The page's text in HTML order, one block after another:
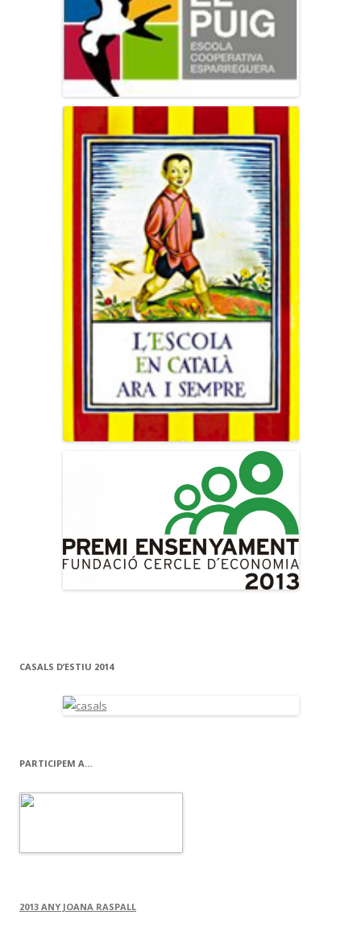
CASALS D’ESTIU 2014
PARTICIPEM A…
2013 ANY JOANA RASPALL